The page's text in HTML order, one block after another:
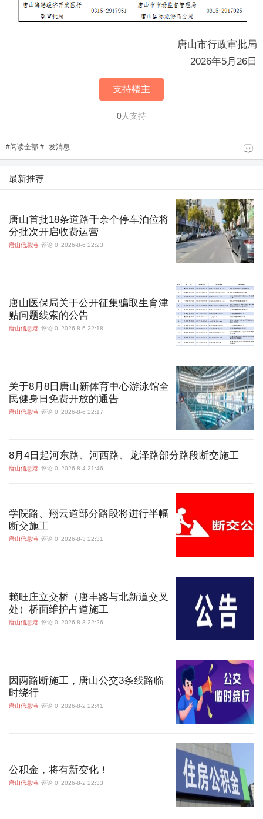
唐山市行政审批局
2026年5月26日
支持楼主
0人支持
#阅读全部 # 发消息
最新推荐
唐山首批18条道路千余个停车泊位将
分批次开启收费运营
唐山信息港 评论 0 2026-8-6 22:23
唐山医保局关于公开征集骗取生育津
贴问题线索的公告
唐山信息港 评论 0 2026-8-6 22:18
关于8月8日唐山新体育中心游泳馆全
民健身日免费开放的通告
唐山信息港 评论 0 2026-8-6 22:17
8月4日起河东路、河西路、龙泽路部分路段断交施工
唐山信息港 评论 0 2026-8-4 21:46
学院路、翔云道部分路段将进行半幅
断交施工
唐山信息港 评论 0 2026-8-3 22:31
赖旺庄立交桥（唐丰路与北新道交叉
处）桥面维护占道施工
唐山信息港 评论 0 2026-8-3 22:26
因两路断施工，唐山公交3条线路临
时绕行
唐山信息港 评论 0 2026-8-2 22:41
公积金，将有新变化！
唐山信息港 评论 0 2026-8-2 22:33